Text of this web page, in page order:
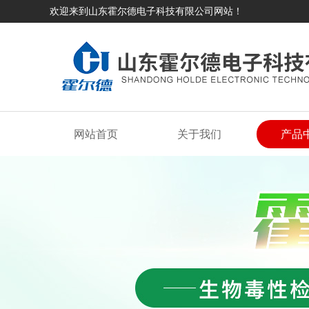
欢迎来到山东霍尔德电子科技有限公司网站！
网站首页 关于我们 产品